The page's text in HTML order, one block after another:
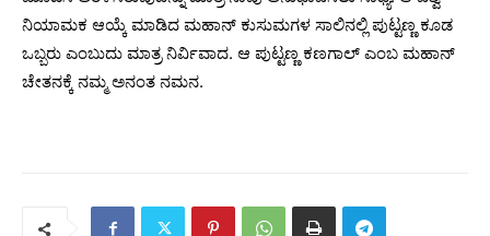
ನಿಯಾಮಕ ಆಯ್ಕೆ ಮಾಡಿದ ಮಹಾನ್ ಕುಸುಮಗಳ ಸಾಲಿನಲ್ಲಿ ಪುಟ್ಟಣ್ಣ ಕೂಡ
ಒಬ್ಬರು ಎಂಬುದು ಮಾತ್ರ ನಿರ್ವಿವಾದ. ಆ ಪುಟ್ಟಣ್ಣ ಕಣಗಾಲ್ ಎಂಬ ಮಹಾನ್
ಚೇತನಕ್ಕೆ ನಮ್ಮ ಅನಂತ ನಮನ.